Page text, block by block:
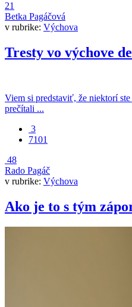
21
Betka Pagáčová
v rubrike: Výchova
Tresty vo výchove
Viem si predstaviť, že niektorí
prečítali ...
3
7101
48
Rado Pagáč
v rubrike: Výchova
Ako je to s tým